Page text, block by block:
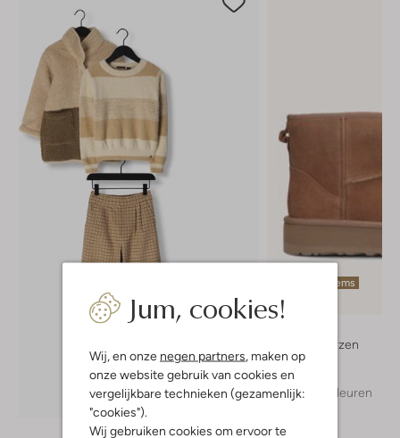
Jum, cookies!
Wij, en onze negen partners, maken op
onze website gebruik van cookies en
vergelijkbare technieken (gezamenlijk:
"cookies").
Wij gebruiken cookies om ervoor te
Ontdek de look
Laatste items
Vachtlaarzen
€ 159,99
+ meer kleuren